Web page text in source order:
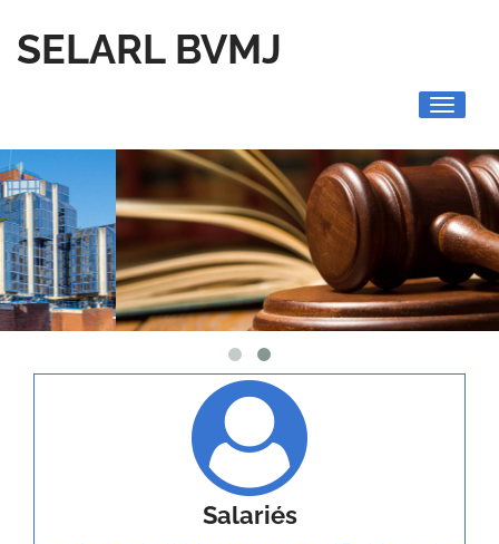
SELARL BVMJ
Toggle
Salariés